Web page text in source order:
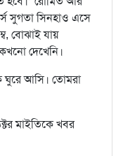
সুগতা সিনহাও এসে
বোঝাই যায়
দেখেনি।
ঘুরে আসি। তোমরা
মাইতিকে খবর